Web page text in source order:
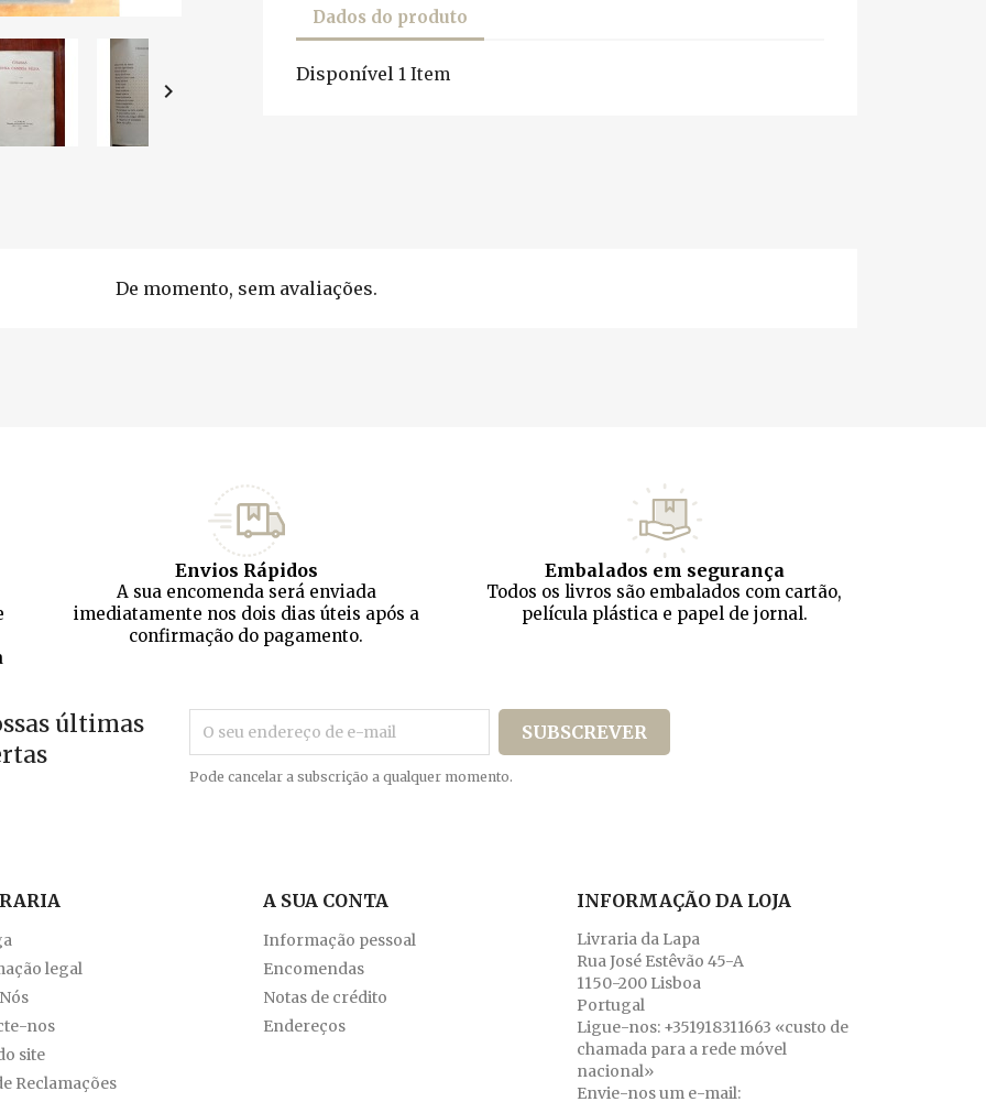

Dados do produto
Disponível 1 Item
De momento, sem avaliações.
Envios Rápidos
A sua encomenda será enviada
imediatamente nos dois dias úteis após a
confirmação do pagamento.
Embalados em segurança
Todos os livros são embalados com cartão,
película plástica e papel de jornal.
últimas
Pode cancelar a subscrição a qualquer momento.
legal
nos
site
Reclamações
A SUA CONTA
Informação pessoal
Encomendas
Notas de crédito
Endereços
INFORMAÇÃO DA LOJA
Livraria da Lapa
Rua José Estêvão 45-A
1150-200 Lisboa
Portugal
Ligue-nos: +351918311663 «custo de
chamada para a rede móvel
nacional»
Envie-nos um e-mail: